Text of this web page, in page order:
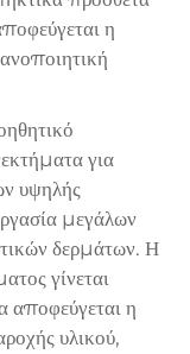
η
για
υψηλής
μεγάλων
δερμάτων. Η
γίνεται
αποφεύγεται η
υλικού,